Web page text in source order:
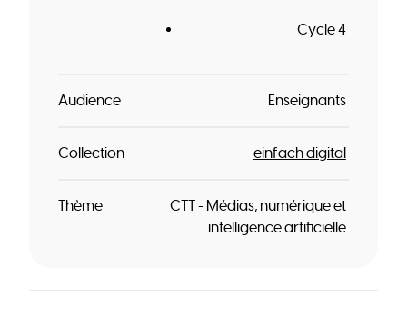
Cycle 4
Audience Enseignants
Collection einfach digital
Thème
CTT - Médias, numérique et
intelligence artificielle